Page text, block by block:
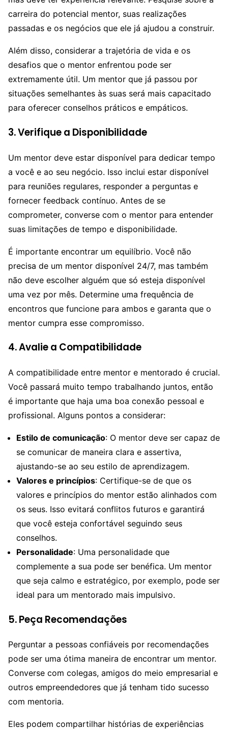
carreira do potencial mentor, suas realizações
passadas e os negócios que ele já ajudou a construir.
Além disso, considerar a trajetória de vida e os
desafios que o mentor enfrentou pode ser
extremamente útil. Um mentor que já passou por
situações semelhantes às suas será mais capacitado
para oferecer conselhos práticos e empáticos.
3. Verifique a Disponibilidade
Um mentor deve estar disponível para dedicar tempo
a você e ao seu negócio. Isso inclui estar disponível
para reuniões regulares, responder a perguntas e
fornecer feedback contínuo. Antes de se
comprometer, converse com o mentor para entender
suas limitações de tempo e disponibilidade.
É importante encontrar um equilíbrio. Você não
precisa de um mentor disponível 24/7, mas também
não deve escolher alguém que só esteja disponível
uma vez por mês. Determine uma frequência de
encontros que funcione para ambos e garanta que o
mentor cumpra esse compromisso.
4. Avalie a Compatibilidade
A compatibilidade entre mentor e mentorado é crucial.
Você passará muito tempo trabalhando juntos, então
é importante que haja uma boa conexão pessoal e
profissional. Alguns pontos a considerar:
Estilo de comunicação: O mentor deve ser capaz de
se comunicar de maneira clara e assertiva,
ajustando-se ao seu estilo de aprendizagem.
Valores e princípios: Certifique-se de que os
valores e princípios do mentor estão alinhados com
os seus. Isso evitará conflitos futuros e garantirá
que você esteja confortável seguindo seus
conselhos.
Personalidade: Uma personalidade que
complemente a sua pode ser benéfica. Um mentor
que seja calmo e estratégico, por exemplo, pode ser
ideal para um mentorado mais impulsivo.
5. Peça Recomendações
Perguntar a pessoas confiáveis por recomendações
pode ser uma ótima maneira de encontrar um mentor.
Converse com colegas, amigos do meio empresarial e
outros empreendedores que já tenham tido sucesso
com mentoria.
Eles podem compartilhar histórias de experiências